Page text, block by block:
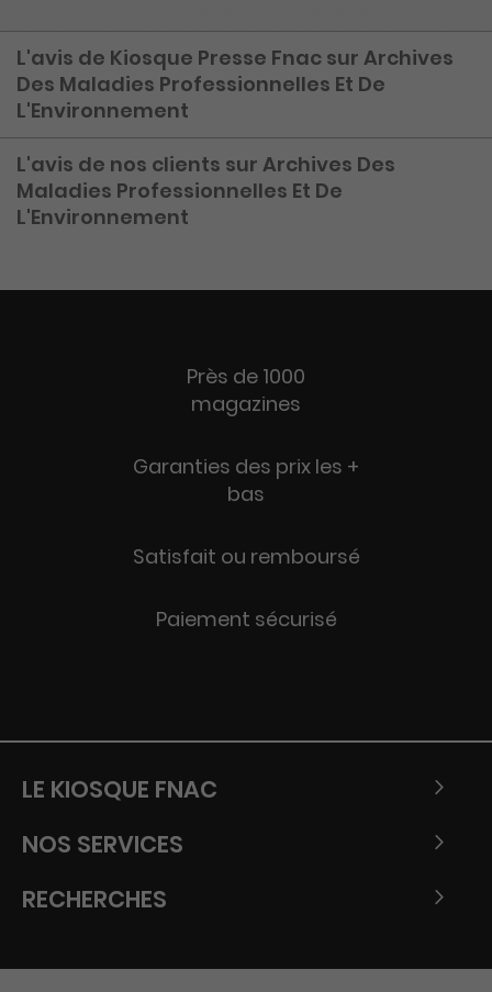
L'avis de Kiosque Presse Fnac sur Archives
Des Maladies Professionnelles Et De
L'Environnement
L'avis de nos clients sur Archives Des
Maladies Professionnelles Et De
L'Environnement
Près de 1000
magazines
Garanties des prix les +
bas
Satisfait ou remboursé
Paiement sécurisé
LE KIOSQUE FNAC
NOS SERVICES
RECHERCHES